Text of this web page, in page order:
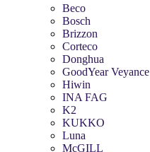
Beco
Bosch
Brizzon
Corteco
Donghua
GoodYear Veyance
Hiwin
INA FAG
K2
KUKKO
Luna
McGILL